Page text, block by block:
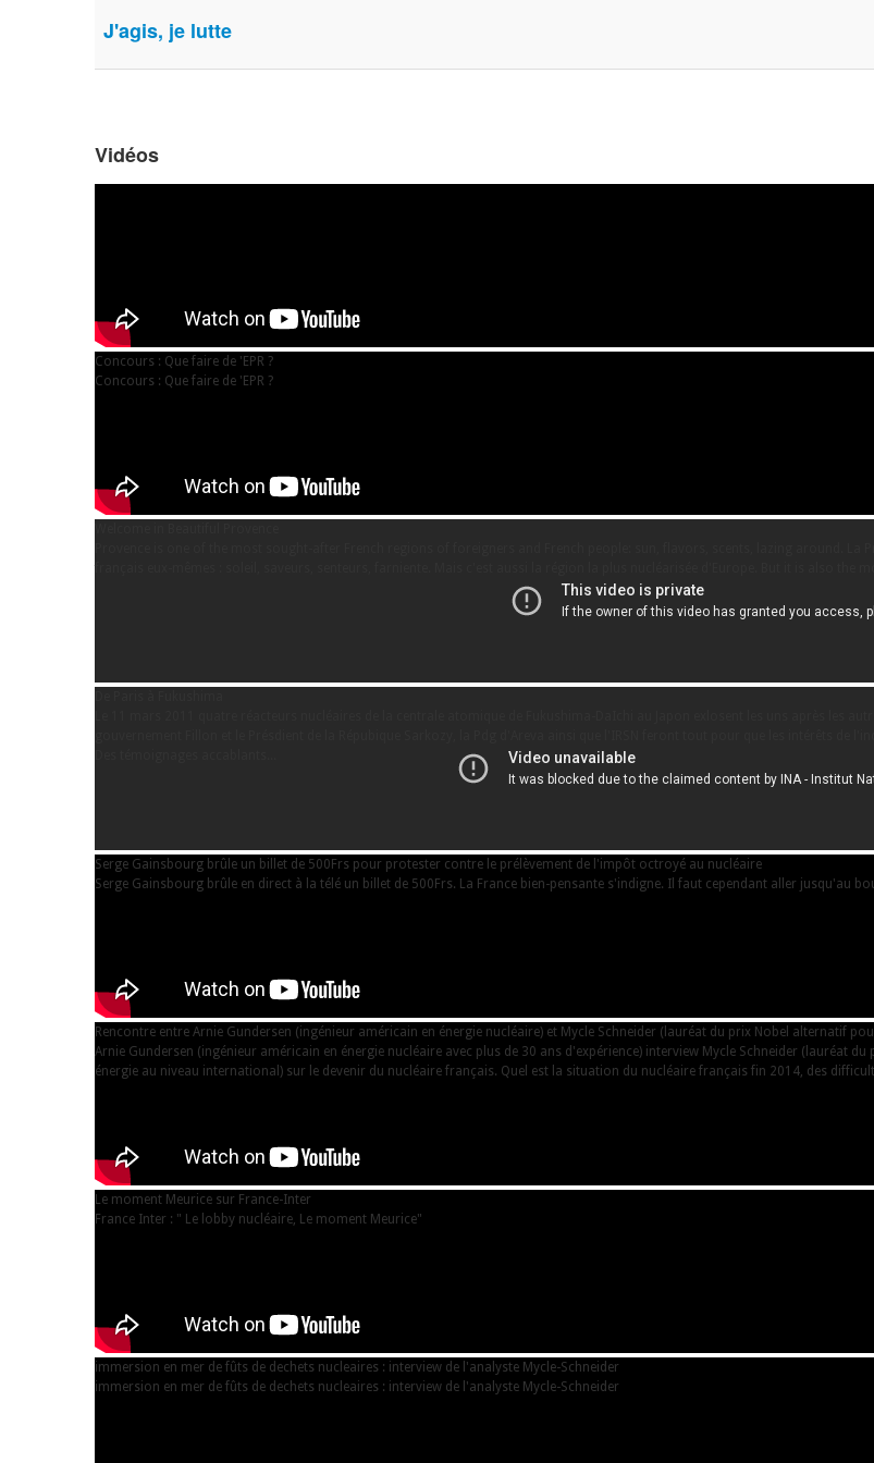
J'agis, je lutte
Vidéos
Concours : Que faire de 'EPR ?
Concours : Que faire de 'EPR ?
Serge Gainsbourg brûle un billet de 500Frs pour protester contre le prélèvement de l'impôt octroyé au nucléaire
Serge Gainsbourg brûle en direct à la télé un billet de 500Frs. La France bien-pensante s'indigne. Il faut cependant aller jusqu'au
Rencontre entre Arnie Gundersen (ingénieur américain en énergie nucléaire) et Mycle Schneider (lauréat du prix Nobel alternatif
Arnie Gundersen (ingénieur américain en énergie nucléaire avec plus de 30 ans d'expérience) interview Mycle Schneider (lauréat
énergie au niveau international) sur le devenir du nucléaire français. Quel est la situation du nucléaire français fin 2014, des
Le moment Meurice sur France-Inter
France Inter : " Le lobby nucléaire, Le moment Meurice"
immersion en mer de fûts de dechets nucleaires : interview de l'analyste Mycle-Schneider
immersion en mer de fûts de dechets nucleaires : interview de l'analyste Mycle-Schneider